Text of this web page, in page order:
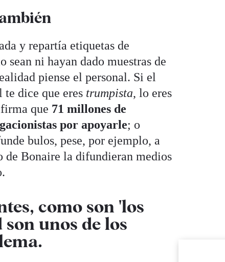
y repartía etiquetas de
sean ni hayan dado muestras de
piense el personal. Si el
dice que eres trumpista, lo eres
que 71 millones de
por apoyarle; o
bulos, pese, por ejemplo, a
de Bonaire la difundieran medios
como son 'los
unos de los